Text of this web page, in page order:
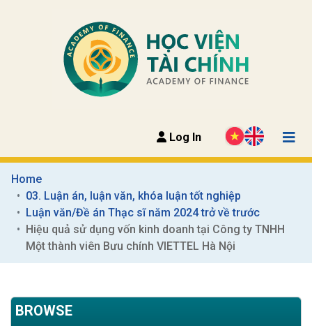
Log In
Home
03. Luận án, luận văn, khóa luận tốt nghiệp
Luận văn/Đề án Thạc sĩ năm 2024 trở về trước
Hiệu quả sử dụng vốn kinh doanh tại Công ty TNHH
Một thành viên Bưu chính VIETTEL Hà Nội
BROWSE